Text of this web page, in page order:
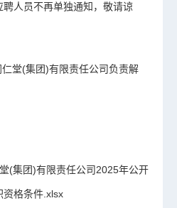
人员不再单独通知，敬请谅
堂(集团)有限责任公司负责解
(集团)有限责任公司2025年公开
资格条件.xlsx